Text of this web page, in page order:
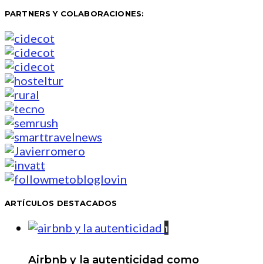
PARTNERS Y COLABORACIONES:
ARTÍCULOS DESTACADOS
1
Airbnb y la autenticidad como